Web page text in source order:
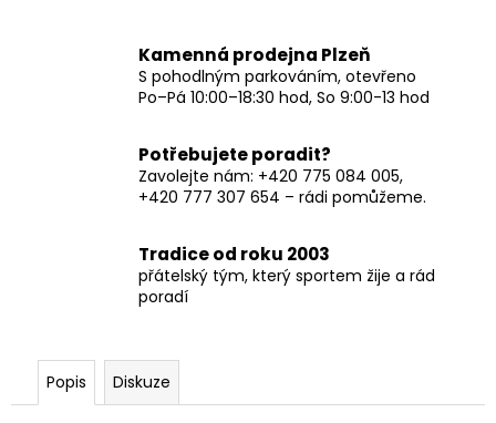
Kamenná prodejna Plzeň
S pohodlným parkováním, otevřeno
Po–Pá 10:00–18:30 hod, So 9:00-13 hod
Potřebujete poradit?
Zavolejte nám: +420 775 084 005,
+420 777 307 654 – rádi pomůžeme.
Tradice od roku 2003
přátelský tým, který sportem žije a rád
poradí
Popis Diskuze